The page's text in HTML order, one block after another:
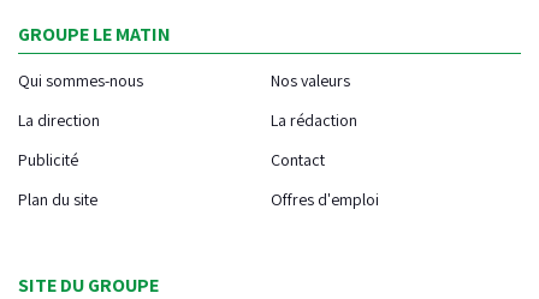
GROUPE LE MATIN
Qui sommes-nous
Nos valeurs
La direction
La rédaction
Publicité
Contact
Plan du site
Offres d'emploi
SITE DU GROUPE